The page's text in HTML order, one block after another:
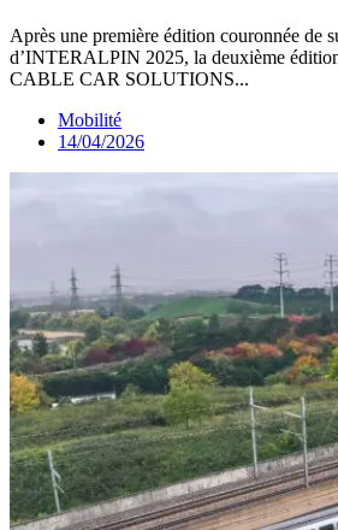
Après une première édition couronnée de
d’INTERALPIN 2025, la deuxième
CABLE CAR SOLUTIONS...
Mobilité
14/04/2026